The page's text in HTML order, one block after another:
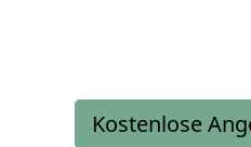
Kostenlose